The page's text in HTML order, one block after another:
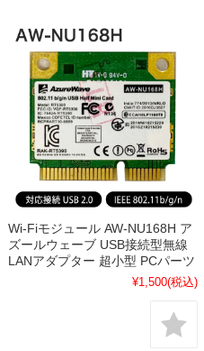
Wi-Fiモジュール AW-NU168H ア
ズールウェーブ USB接続型無線
LANアダプター 超小型 PCパーツ
¥1,500(税込)